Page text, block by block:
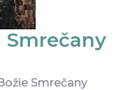
Smrečany
Smrečany